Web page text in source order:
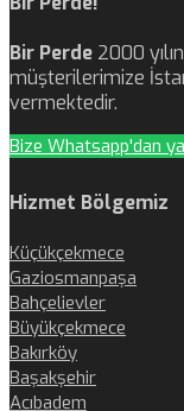
Bir Perde 2000
müşterilerimize
vermektedir.
Bize Whatsapp'dan
Hizmet Bölgemiz
Küçükçekmece
Gaziosmanpaşa
Bahçelievler
Büyükçekmece
Bakırköy
Başakşehir
Acıbadem